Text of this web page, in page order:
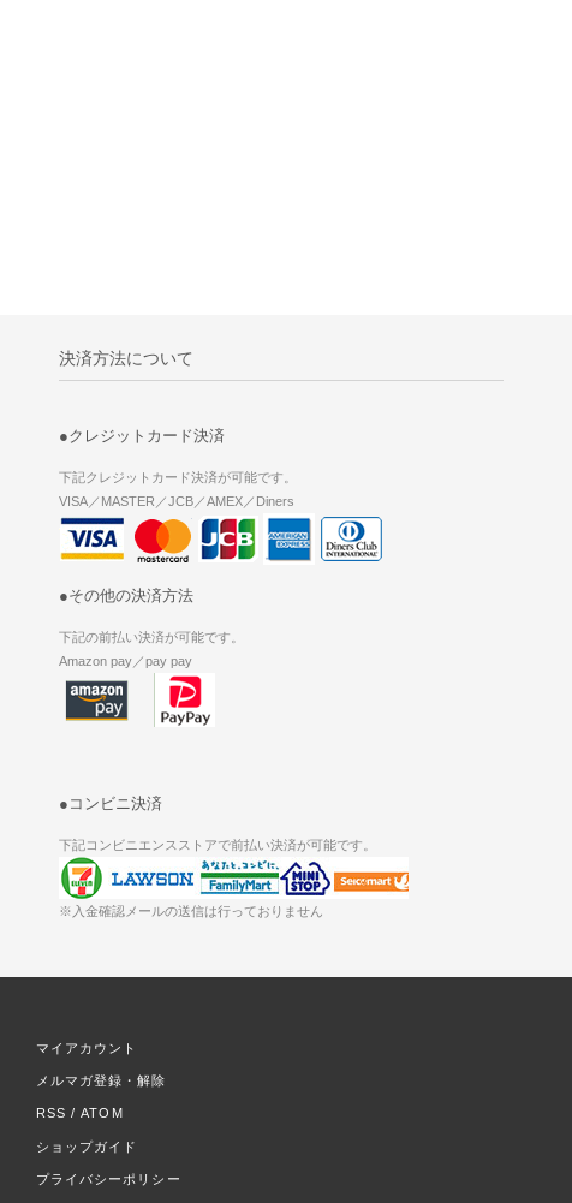
決済方法について
●クレジットカード決済
下記クレジットカード決済が可能です。
VISA／MASTER／JCB／AMEX／Diners
●その他の決済方法
下記の前払い決済が可能です。
Amazon pay／pay pay
●コンビニ決済
下記コンビニエンスストアで前払い決済が可能です。
※入金確認メールの送信は行っておりません
マイアカウント
メルマガ登録・解除
RSS /ATOM
ショップガイド
プライバシーポリシー